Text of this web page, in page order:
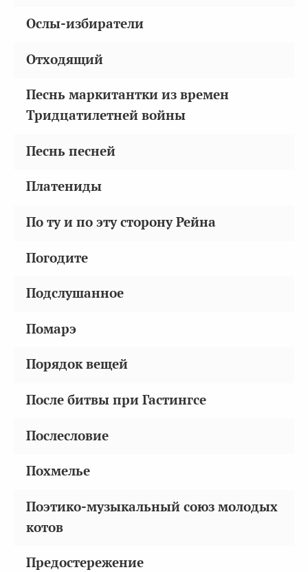
Ослы-избиратели
Отходящий
Песнь маркитантки из времен
Тридцатилетней войны
Песнь песней
Платениды
По ту и по эту сторону Рейна
Погодите
Подслушанное
Помарэ
Порядок вещей
После битвы при Гастингсе
Послесловие
Похмелье
Поэтико-музыкальный союз молодых
котов
Предостережение